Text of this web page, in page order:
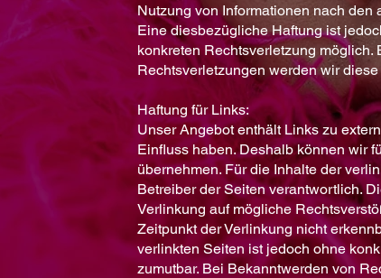
Nutzung von Informationen nach
Eine diesbezügliche Haftung ist
konkreten Rechtsverletzung
Rechtsverletzungen werden wir
Haftung für Links:
Unser Angebot enthält Links zu
Einfluss haben. Deshalb können wir
übernehmen. Für die Inhalte der
Betreiber der Seiten verantwortlich.
Verlinkung auf mögliche
Zeitpunkt der Verlinkung nicht
verlinkten Seiten ist jedoch ohne
zumutbar. Bei Bekanntwerden von